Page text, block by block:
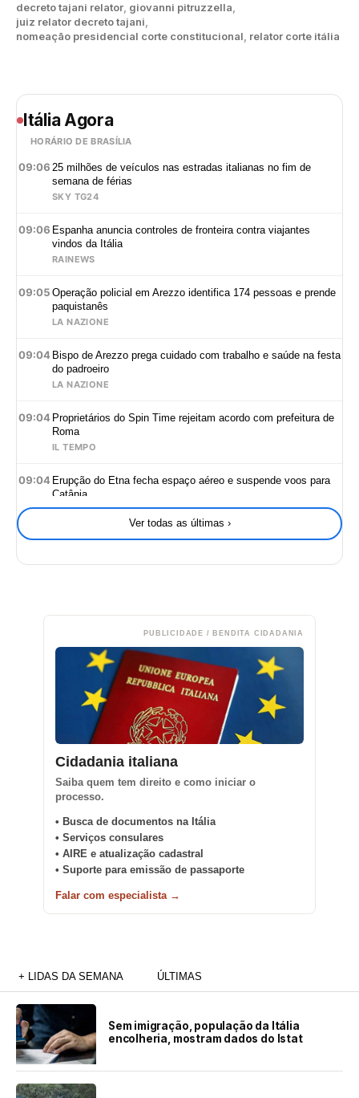
decreto tajani relator giovanni pitruzzella
juiz relator decreto tajani
nomeação presidencial corte constitucional relator corte itália
Itália Agora
HORÁRIO DE BRASÍLIA
09:06 25 milhões de veículos nas estradas italianas no fim de
semana de férias
SKY TG24
09:06 Espanha anuncia controles de fronteira contra viajantes
vindos da Itália
RAINEWS
09:05 Operação policial em Arezzo identifica 174 pessoas e prende
paquistanês
LA NAZIONE
09:04 Bispo de Arezzo prega cuidado com trabalho e saúde na festa
do padroeiro
LA NAZIONE
09:04 Proprietários do Spin Time rejeitam acordo com prefeitura de
Roma
IL TEMPO
09:04 Erupção do Etna fecha espaço aéreo e suspende voos para
Catânia
IL FATTO QUOTIDIANO
09:03Jovem de 16 anos é atingido por raio durante passeio
Chigi
Gentiloni critica oposição italiana por falhar em teste sobre
Ucrânia e defesa europeia
OPEN ONLINE
Grupo Ion de Pignataro atrasou aluguéis na Austrália,
Alemanha e EUA
IL SOLE 24 ORE
Ver todas as últimas ›
PUBLICIDADE / BENDITA CIDADANIA
Cidadania italiana
Saiba quem tem direito e como iniciar o
processo.
• Busca de documentos na Itália
• Serviços consulares
• AIRE e atualização cadastral
• Suporte para emissão de passaporte
Falar com especialista →
+ LIDAS DA SEMANA ÚLTIMAS
Sem imigração, população da Itália
encolheria, mostram dados do Istat